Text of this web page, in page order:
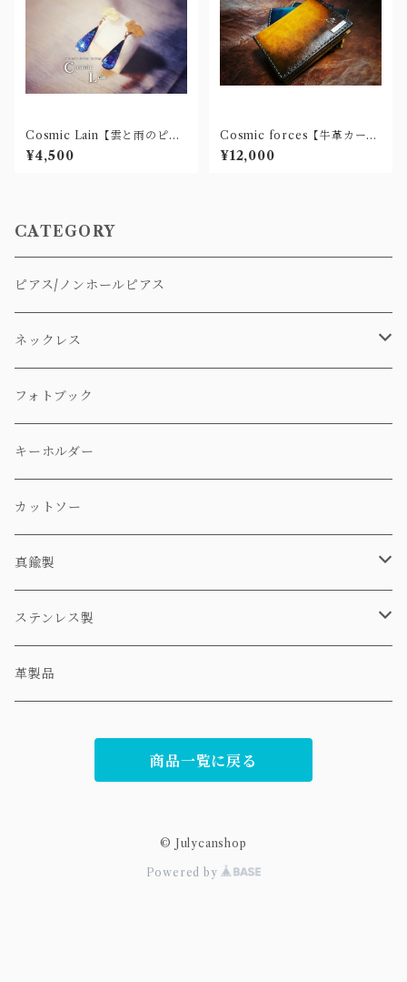
Cosmic Lain【雲と雨のピア
ス(ノンホール有)】
¥4,500
Cosmic forces【牛革カード
ケース/パスケース】
¥12,000
CATEGORY
ピアス/ノンホールピアス
ネックレス
ステンレス製
真鍮製
フォトブック
キーホルダー
カットソー
真鍮製
ネックレス
ピアス
ステンレス製
ネックレス
革製品
商品一覧に戻る
© Julycanshop
Powered by